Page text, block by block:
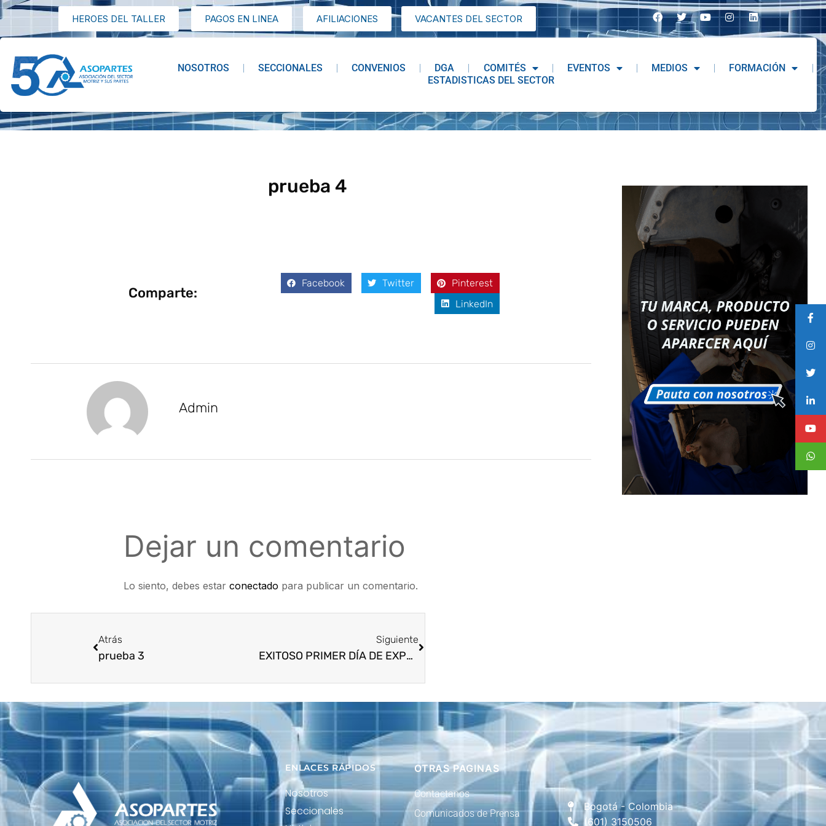
HEROES DEL TALLER PAGOS EN LINEA AFILIACIONES VACANTES DEL SECTOR
NOSOTROS SECCIONALES CONVENIOS DGA COMITÉS EVENTOS MEDIOS
FORMACIÓN
ESTADISTICAS DEL SECTOR
prueba 4
Comparte:
Facebook Twitter
Pinterest
LinkedIn
Admin
Dejar un comentario
Lo siento, debes estar conectado para publicar un comentario.
Atrás
prueba 3
Siguiente
EXITOSO PRIMER DÍA DE EXPOPARTES VIRTUAL 2021.
ENLACES RÁPIDOS
Nosotros
Seccionales
OTRAS PAGINAS
Contactanos
Comunicados de Prensa
Bogotá - Colombia
(601) 3150506